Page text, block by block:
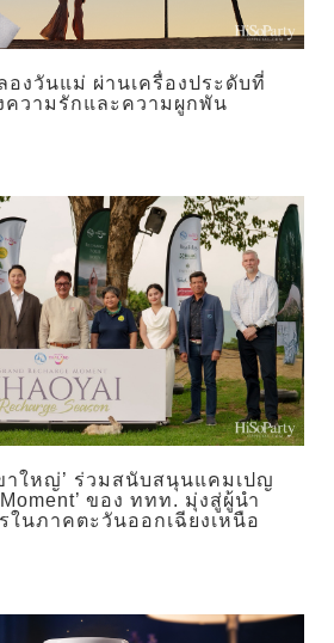
องวันแม่ ผ่านเครื่องประดับที่
ความรักและความผูกพัน
าใหญ่’ ร่วมสนับสนุนแคมเปญ
ของ ททท. มุ่งสู่ผู้นำ
ในภาคตะวันออกเฉียงเหนือ